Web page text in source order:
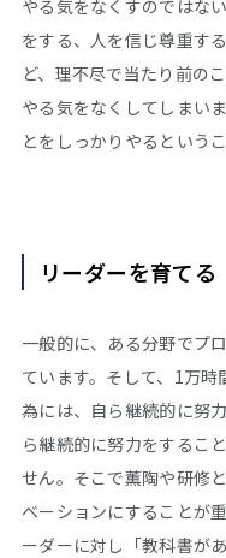
やる気をなくすのではな
をする、人を信じ尊重す
ど、理不尽で当たり前の
やる気をなくしてしまい
とをしっかりやるという
リーダーを育てる
一般的に、ある分野でプ
ています。そして、1万
為には、自ら継続的に努
ら継続的に努力をするこ
せん。そこで薫陶や研修
ベーションにすることが
ーダーに対し「教科書が